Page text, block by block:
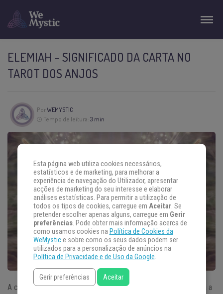
ELEMIAH – SIGNIFICADO DA CARTA NO
TAROT DOS ANJOS
PorWEMYSTIC
Tempo de leitura: 3 min
A carta de Lelahel, o quarto anjo do Tarot dos Anjos, representa a
Esta página web utiliza cookies necessários,
estatísticos e de marketing, para melhorar a
experiência de navegação do Utilizador, apresentar
acções de marketing do seu interesse e elaborar
análises estatísticas. Para permitir a utilização de
todos os tipos de cookies, carregue em Aceitar. Se
pretender escolher apenas alguns, carregue em Gerir
preferências. Pode obter mais informação acerca de
como usamos cookies na Política de Cookies da
WeMystice sobre como os seus dados podem ser
utilizados para a personalização de anúncios na
Política de Privacidade e de Uso da Google.
Gerir preferências Aceitar